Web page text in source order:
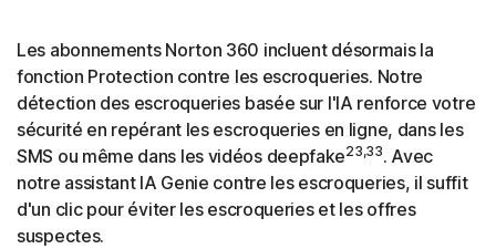
Les abonnements Norton 360 incluent désormais la
fonction Protection contre les escroqueries. Notre
détection des escroqueries basée sur l'IA renforce votre
sécurité en repérant les escroqueries en ligne, dans les
SMS ou même dans les vidéos deepfake23,33. Avec
notre assistant IA Genie contre les escroqueries, il suffit
d'un clic pour éviter les escroqueries et les offres
suspectes.